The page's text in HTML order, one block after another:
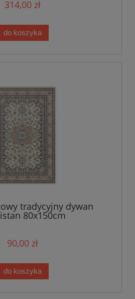
314,00 zł
do koszyka
tradycyjny dywan
80x150cm
90,00 zł
do koszyka